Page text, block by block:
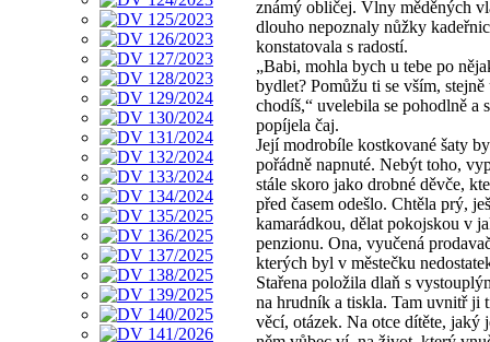
známý obličej. Vlny měděných
dlouho nepoznaly nůžky
konstatovala s radostí.
„Babi, mohla bych u tebe po
bydlet? Pomůžu ti se vším, stejně
chodíš,“ uvelebila se pohodlně a
popíjela čaj.
Její modrobíle kostkované šaty
pořádně napnuté. Nebýt toho,
stále skoro jako drobné děvče,
před časem odešlo. Chtěla prý,
kamarádkou, dělat pokojskou v
penzionu. Ona, vyučená
kterých byl v městečku
Stařena položila dlaň s
na hrudník a tiskla. Tam uvnitř ji
věcí, otázek. Na otce dítěte, jaký